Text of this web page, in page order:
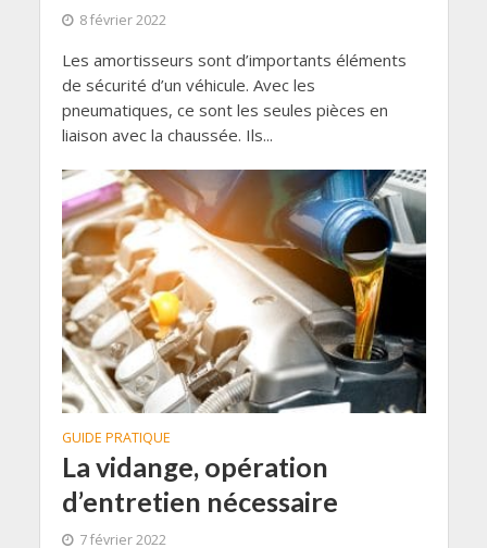
8 février 2022
Les amortisseurs sont d’importants éléments
de sécurité d’un véhicule. Avec les
pneumatiques, ce sont les seules pièces en
liaison avec la chaussée. Ils...
GUIDE PRATIQUE
La vidange, opération
d’entretien nécessaire
7 février 2022